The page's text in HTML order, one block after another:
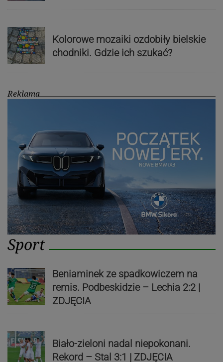
Kolorowe mozaiki ozdobiły bielskie
chodniki. Gdzie ich szukać?
Reklama
Sport
Beniaminek ze spadkowiczem na
remis. Podbeskidzie – Lechia 2:2 |
ZDJĘCIA
Biało-zieloni nadal niepokonani.
Rekord – Stal 3:1 | ZDJĘCIA